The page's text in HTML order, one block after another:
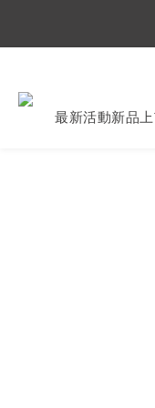
最新活動新品